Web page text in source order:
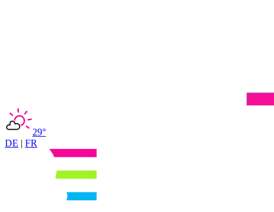
29°
DE | FR